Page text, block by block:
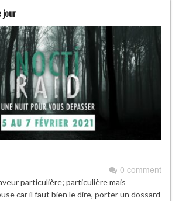
jour
0 comment
particulière; particulière mais
car il faut bien le dire, porter un dossard